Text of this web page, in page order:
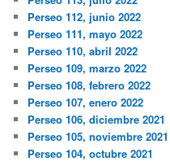
Perseo 112, junio 2022
Perseo 111, mayo 2022
Perseo 110, abril 2022
Perseo 109, marzo 2022
Perseo 108, febrero 2022
Perseo 107, enero 2022
Perseo 106, diciembre 2021
Perseo 105, noviembre 2021
Perseo 104, octubre 2021